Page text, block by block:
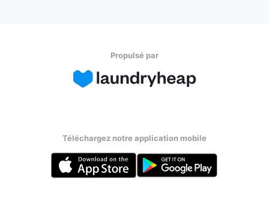
Propulsé par
Téléchargez notre application mobile